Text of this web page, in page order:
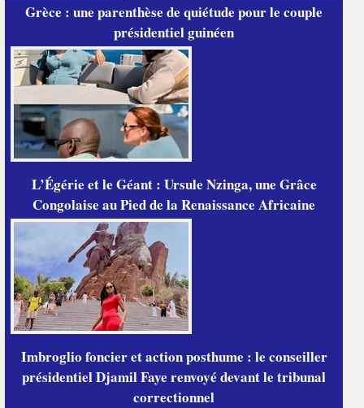
Grèce : une parenthèse de quiétude pour le couple
présidentiel guinéen
L’Égérie et le Géant : Ursule Nzinga, une Grâce
Congolaise au Pied de la Renaissance Africaine
Imbroglio foncier et action posthume : le conseiller
présidentiel Djamil Faye renvoyé devant le tribunal
correctionnel